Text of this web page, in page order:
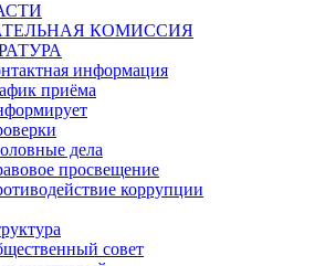
КОМИССИЯ
информация
приёма
дела
просвещение
коррупции
совет